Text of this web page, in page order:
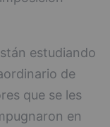
estudiando
de
que se les
en